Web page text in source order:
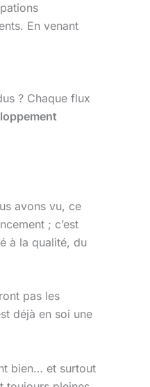
En venant
? Chaque flux
avons vu, ce
; c’est
à la qualité, du
pas les
déjà en soi une
bien… et surtout